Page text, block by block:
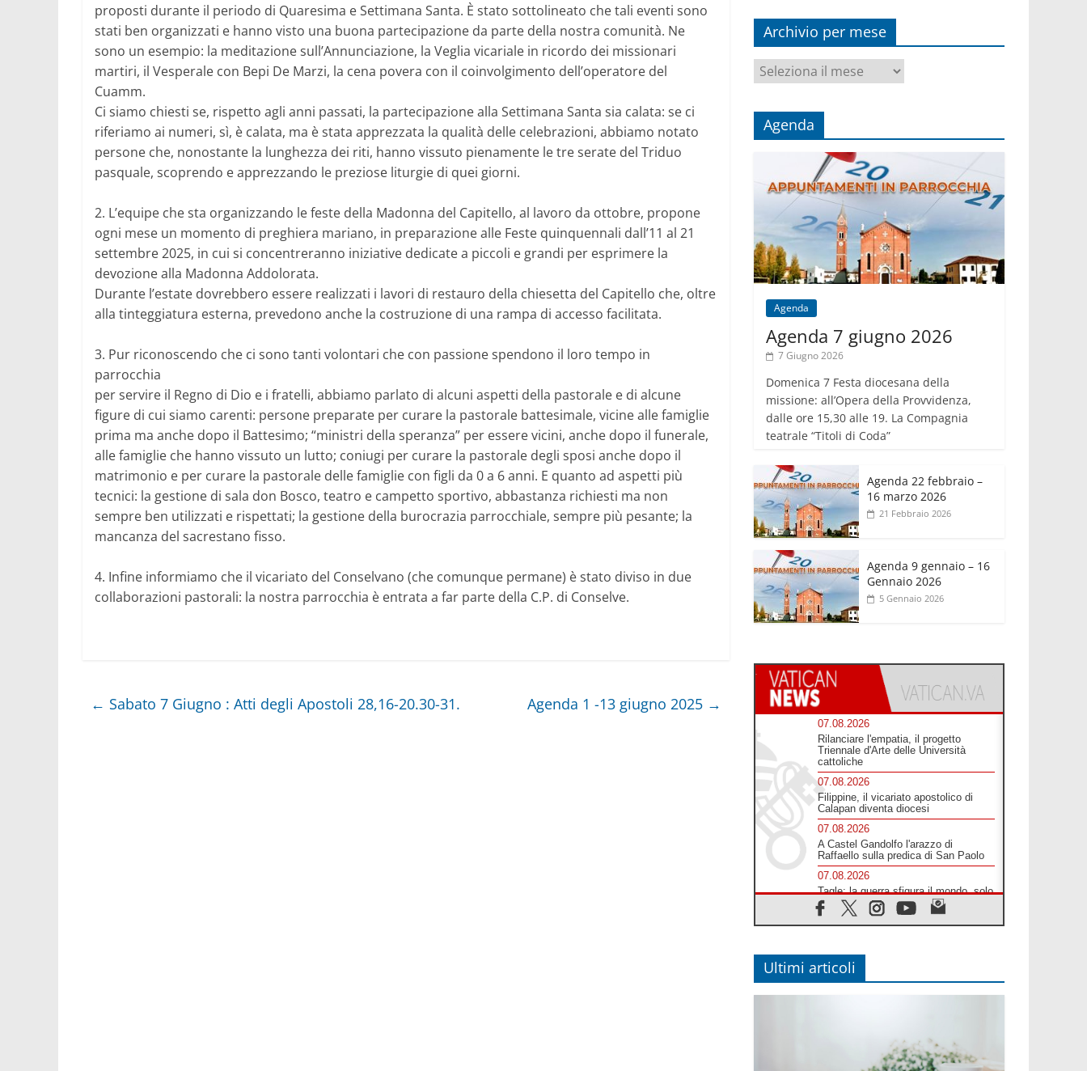
proposti durante il periodo di Quaresima e Settimana Santa. È stato sottolineato che tali eventi sono
stati ben organizzati e hanno visto una buona partecipazione da parte della nostra comunità. Ne
sono un esempio: la meditazione sull’Annunciazione, la Veglia vicariale in ricordo dei missionari
martiri, il Vesperale con Bepi De Marzi, la cena povera con il coinvolgimento dell’operatore del
Cuamm.
Ci siamo chiesti se, rispetto agli anni passati, la partecipazione alla Settimana Santa sia calata: se ci
riferiamo ai numeri, sì, è calata, ma è stata apprezzata la qualità delle celebrazioni, abbiamo notato
persone che, nonostante la lunghezza dei riti, hanno vissuto pienamente le tre serate del Triduo
pasquale, scoprendo e apprezzando le preziose liturgie di quei giorni.
2. L’equipe che sta organizzando le feste della Madonna del Capitello, al lavoro da ottobre, propone
ogni mese un momento di preghiera mariano, in preparazione alle Feste quinquennali dall’11 al 21
settembre 2025, in cui si concentreranno iniziative dedicate a piccoli e grandi per esprimere la
devozione alla Madonna Addolorata.
Durante l’estate dovrebbero essere realizzati i lavori di restauro della chiesetta del Capitello che, oltre
alla tinteggiatura esterna, prevedono anche la costruzione di una rampa di accesso facilitata.
3. Pur riconoscendo che ci sono tanti volontari che con passione spendono il loro tempo in
parrocchia
per servire il Regno di Dio e i fratelli, abbiamo parlato di alcuni aspetti della pastorale e di alcune
figure di cui siamo carenti: persone preparate per curare la pastorale battesimale, vicine alle famiglie
prima ma anche dopo il Battesimo; “ministri della speranza” per essere vicini, anche dopo il funerale,
alle famiglie che hanno vissuto un lutto; coniugi per curare la pastorale degli sposi anche dopo il
matrimonio e per curare la pastorale delle famiglie con figli da 0 a 6 anni. E quanto ad aspetti più
tecnici: la gestione di sala don Bosco, teatro e campetto sportivo, abbastanza richiesti ma non
sempre ben utilizzati e rispettati; la gestione della burocrazia parrocchiale, sempre più pesante; la
mancanza del sacrestano fisso.
4. Infine informiamo che il vicariato del Conselvano (che comunque permane) è stato diviso in due
collaborazioni pastorali: la nostra parrocchia è entrata a far parte della C.P. di Conselve.
← Sabato 7 Giugno : Atti degli Apostoli 28,16-20.30-31. Agenda 1 -13 giugno 2025 →
Archivio per mese
Archivio
per
Agenda
Agenda
Agenda 7 giugno 2026
7 Giugno 2026
Domenica 7 Festa diocesana della
missione: all’Opera della Provvidenza,
dalle ore 15,30 alle 19. La Compagnia
teatrale “Titoli di Coda”
Agenda 22 febbraio –
16 marzo 2026
21 Febbraio 2026
Agenda 9 gennaio – 16
Gennaio 2026
5 Gennaio 2026
07.08.2026
Rilanciare l'empatia, il progetto
Triennale d'Arte delle Università
cattoliche
07.08.2026
Filippine, il vicariato apostolico di
Calapan diventa diocesi
07.08.2026
A Castel Gandolfo l'arazzo di
Raffaello sulla predica di San Paolo
07.08.2026
Tagle: la guerra sfigura il mondo, solo
la rivelazione di Dio lo trasfigura
07.08.2026
07.08.2026
SIGNIS 2026, dare voce alle religiose
cattoliche nello spazio pubblico
crisi dimenticata
Ultimi articoli